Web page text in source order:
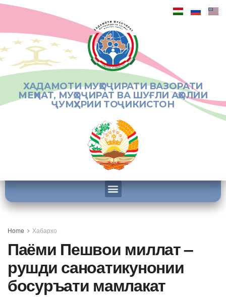
ХАДАМОТИ МУҲОҶИРАТИ ВАЗОРАТИ
МЕҲНАТ, МУҲОҶИРАТ ВА ШУҒЛИ АҲОЛИИ
ҶУМҲУРИИ ТОҶИКИСТОН
Home Хабархо
Паёми Пешвои миллат –
рушди саноатикунонии
босуръати мамлакат